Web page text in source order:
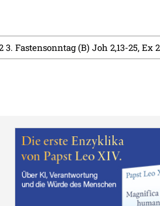
3. Fastensonntag (B) Joh 2,13-25, Ex